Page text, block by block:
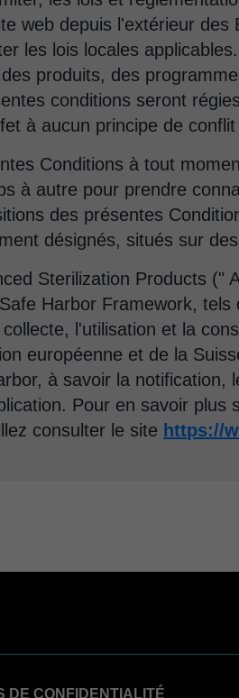
web depuis l'extérieur
les lois locales
produits, des
conditions seront
à aucun principe de conflit
Conditions à tout
à autre pour prendre
des présentes
désignés, situés sur
Sterilization Products ("
Harbor Framework,
l'utilisation et la
européenne et de la
à savoir la notification,
Pour en savoir plus
consulter le site https://
DE CONFIDENTIALITÉ